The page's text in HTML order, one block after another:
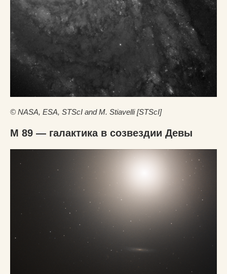
© NASA, ESA, STScI and M. Stiavelli [STScI]
M 89 — галактика в созвездии Девы